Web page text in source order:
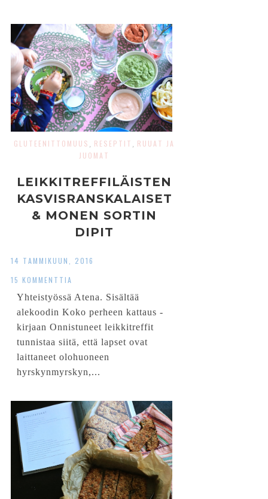
GLUTEENITTOMUUS RESEPTIT
RUUAT JA
JUOMAT
LEIKKITREFFILÄISTEN
KASVISRANSKALAISET
& MONEN SORTIN
DIPIT
14 TAMMIKUUN, 2016
15 KOMMENTTIA
Yhteistyössä Atena. Sisältää
alekoodin Koko perheen kattaus -
kirjaan Onnistuneet leikkitreffit
tunnistaa siitä, että lapset ovat
laittaneet olohuoneen
hyrskynmyrskyn,...